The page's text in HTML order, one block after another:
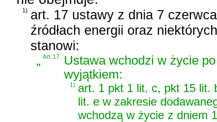
1) art. 17 ustawy z dnia 7
źródłach energii oraz
stanowi:
„Art. 17.
Ustawa wchodzi w życie
wyjątkiem:
1) art. 1 pkt 1 lit. c, pkt 15 lit.
lit. e w zakresie
wchodzą w życie z dniem